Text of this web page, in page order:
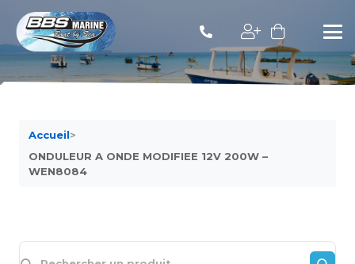
Accueil>
ONDULEUR A ONDE MODIFIEE 12V 200W –
WEN8084